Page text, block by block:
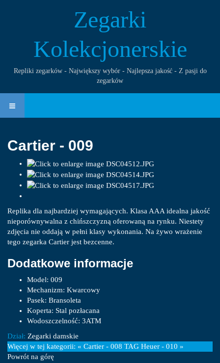
Zegarki
Kolekcjonerskie
Repliki zegarków - Największy wybór - Najlepsza jakość - Z pasji do
zegarków
Cartier - 009
Replika dla najbardziej wymagających. Klasa AAA idealna jakość
nieporównywalna z chińszczyzną oferowaną na rynku. Niestety
zdjęcia nie oddają w pełni klasy wykonania. Na żywo wrażenie
tego zegarka Cartier jest bezcenne.
Dodatkowe informacje
Model: 009
Mechanizm: Kwarcowy
Pasek: Bransoleta
Koperta: Stal pozłacana
Wodoszczelność: 3ATM
Dział: Zegarki damskie
Więcej w tej kategorii: « Cartier - 008 TAG Heuer - 010 »
Powrót na górę